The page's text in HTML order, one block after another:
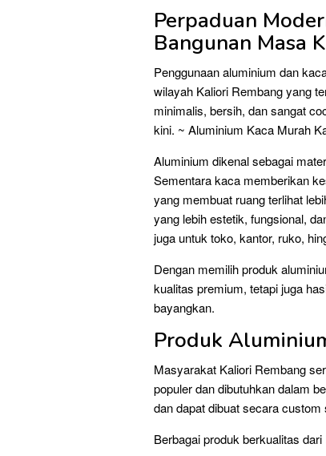
Perpaduan
Bangunan Masa
Penggunaan aluminium dan
wilayah Kaliori Rembang yang
minimalis, bersih, dan sangat
kini. ~ Aluminium Kaca Murah
Aluminium dikenal sebagai
Sementara kaca memberikan
yang membuat ruang terlihat
yang lebih estetik, fungsional,
juga untuk toko, kantor, ruko,
Dengan memilih produk
kualitas premium, tetapi juga
bayangkan.
Produk
Masyarakat Kaliori Rembang
populer dan dibutuhkan dalam
dan dapat dibuat secara
Berbagai produk berkualitas